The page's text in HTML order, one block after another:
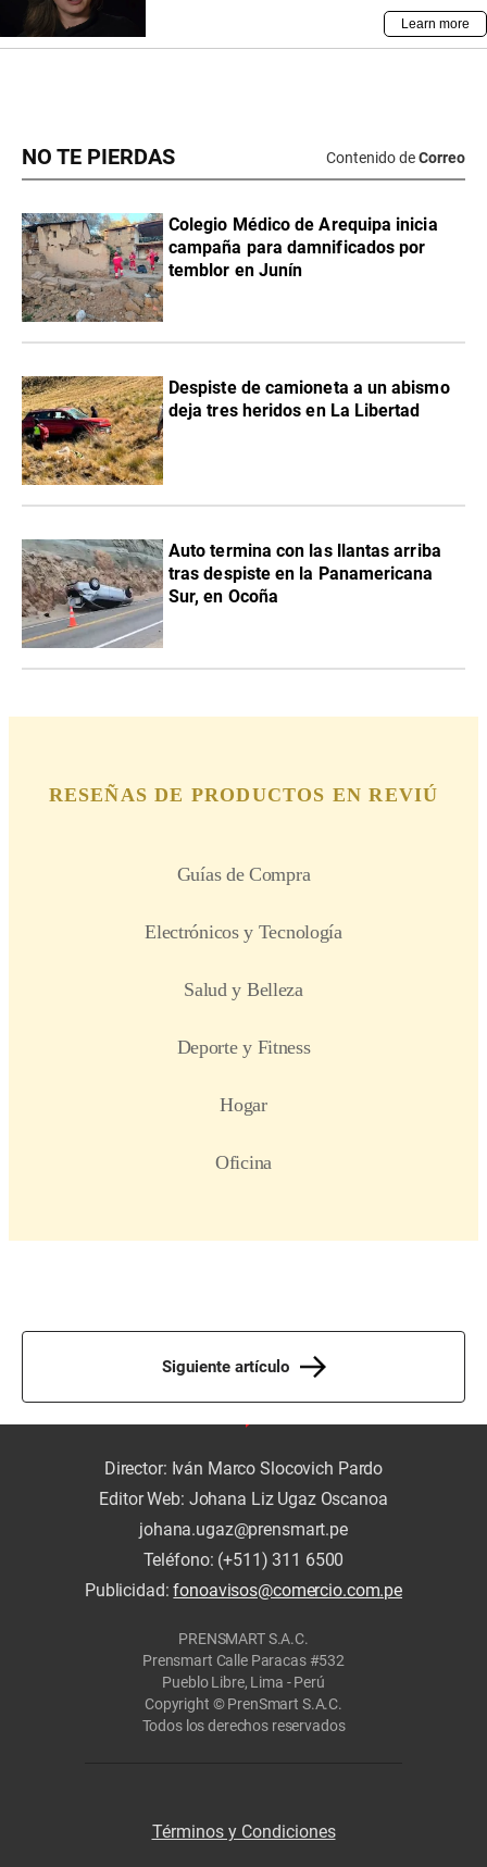
NO TE PIERDAS Contenido deCorreo
Colegio Médico de Arequipa inicia
campaña para damnificados por
temblor en Junín
Despiste de camioneta a un abismo
deja tres heridos en La Libertad
Auto termina con las llantas arriba
tras despiste en la Panamericana
Sur, en Ocoña
Siguiente artículo
Director: Iván Marco Slocovich Pardo
Editor Web: Johana Liz Ugaz Oscanoa
johana.ugaz@prensmart.pe
Teléfono: (+511) 311 6500
Publicidad:fonoavisos@comercio.com.pe
PRENSMART S.A.C.
Prensmart Calle Paracas #532
Pueblo Libre, Lima - Perú
Copyright © PrenSmart S.A.C.
Todos los derechos reservados
Términos y Condiciones